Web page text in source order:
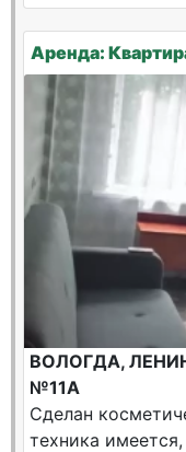
Аренда:
ВОЛОГДА,
№11А
Сделан
техника